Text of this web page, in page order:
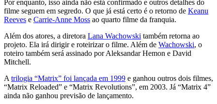
Por enquanto, isso ainda não está confirmado e outros detalhes do
filme seguem em segredo. O que já está certo é o retorno de Keanu
Reeves e Carrie-Anne Moss ao quarto filme da franquia.
Além dos atores, a diretora Lana Wachowski também retorna ao
projeto. Ela irá dirigir e roteirizar o filme. Além de Wachowski, o
roteiro também será assinado por Aleksandar Hemon e David
Mitchell.
A trilogia “Matrix” foi lançada em 1999 e ganhou outros dois filmes,
“Matrix Reloaded” e “Matrix Revolutions”, em 2003. Já “Matrix 4”
ainda não ganhou previsão de lançamento.